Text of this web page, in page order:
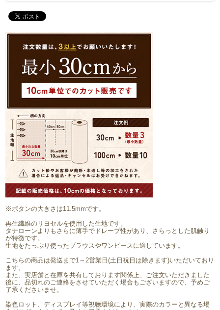
※ボタンの大きさは11.5mmです。
再生繊維のリヨセルを使用した生地です。
タナローンよりもさらに薄手でドレープ性があり、さらっとした肌触り
が特徴です。
生地をたっぷり使ったブラウスやワンピースに適しています。
こちらの商品は発送まで1～2営業日(土日祝日は除きます)いただいており
ます。
また、実店舗と在庫を共有しております関係上、ご注文いただきました
後に、品切れのご連絡をさせていただく場合もございますので、予めご
了承くださいませ。
染色ロット、ディスプレイ等視聴環境により、実際のカラーと異なる場